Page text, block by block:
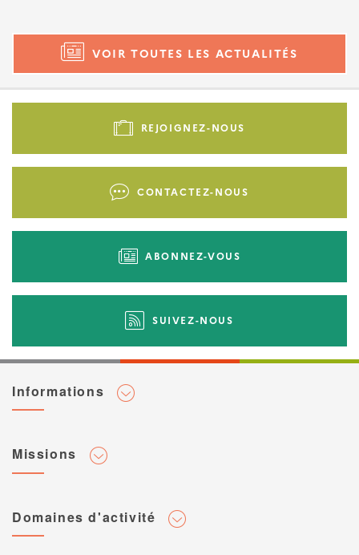
VOIR TOUTES LES ACTUALITÉS
Pied
-
REJOIGNEZ-NOUS
CONTACTEZ-NOUS
ABONNEZ-VOUS
SUIVEZ-NOUS
Informations
Flux RSS
Missions
Domaines d'activité